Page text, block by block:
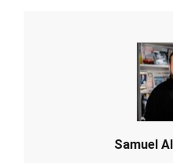
Samuel